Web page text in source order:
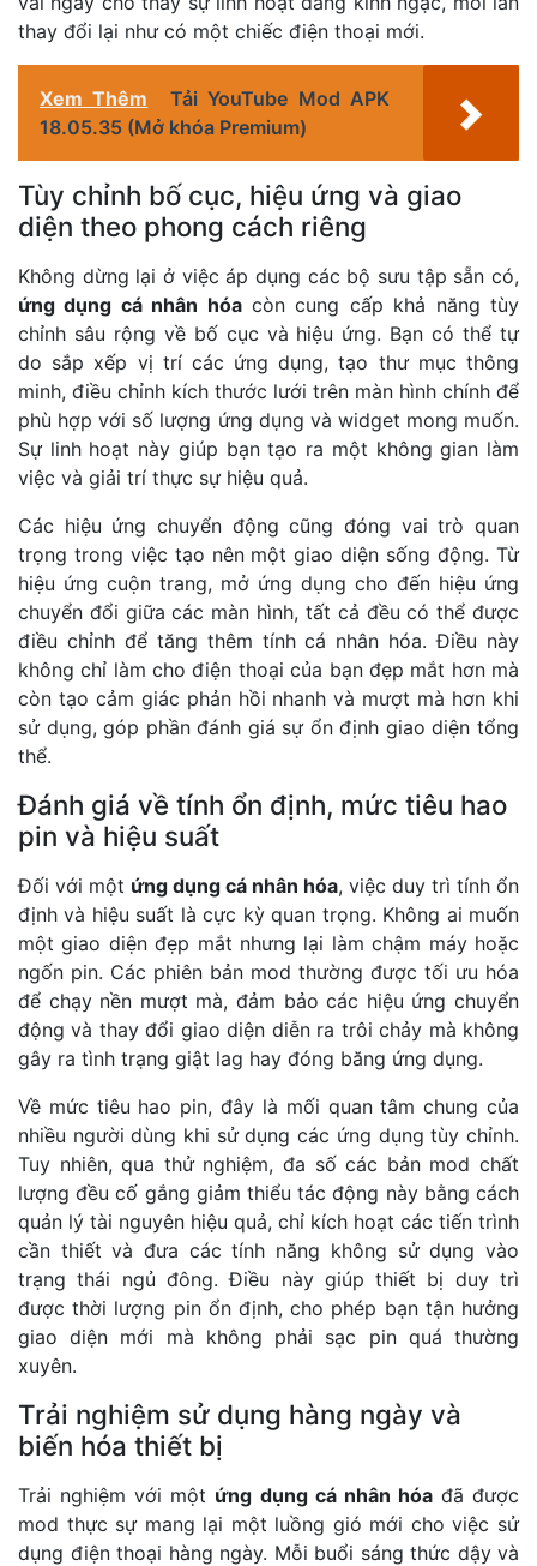
thay đổi lại như có một chiếc điện thoại mới.
Xem Thêm
Tải YouTube Mod APK
18.05.35 (Mở khóa Premium)
Tùy chỉnh bố cục, hiệu ứng và giao
diện theo phong cách riêng
Không dừng lại ở việc áp dụng các bộ sưu tập sẵn có,
ứng dụng cá nhân hóacòn cung cấp khả năng tùy
chỉnh sâu rộng về bố cục và hiệu ứng. Bạn có thể tự
do sắp xếp vị trí các ứng dụng, tạo thư mục thông
minh, điều chỉnh kích thước lưới trên màn hình chính để
phù hợp với số lượng ứng dụng và widget mong muốn.
Sự linh hoạt này giúp bạn tạo ra một không gian làm
việc và giải trí thực sự hiệu quả.
Các hiệu ứng chuyển động cũng đóng vai trò quan
trọng trong việc tạo nên một giao diện sống động. Từ
hiệu ứng cuộn trang, mở ứng dụng cho đến hiệu ứng
chuyển đổi giữa các màn hình, tất cả đều có thể được
điều chỉnh để tăng thêm tính cá nhân hóa. Điều này
không chỉ làm cho điện thoại của bạn đẹp mắt hơn mà
còn tạo cảm giác phản hồi nhanh và mượt mà hơn khi
sử dụng, góp phần đánh giá sự ổn định giao diện tổng
thể.
Đánh giá về tính ổn định, mức tiêu hao
pin và hiệu suất
Đối với một ứng dụng cá nhân hóa, việc duy trì tính ổn
định và hiệu suất là cực kỳ quan trọng. Không ai muốn
một giao diện đẹp mắt nhưng lại làm chậm máy hoặc
ngốn pin. Các phiên bản mod thường được tối ưu hóa
để chạy nền mượt mà, đảm bảo các hiệu ứng chuyển
động và thay đổi giao diện diễn ra trôi chảy mà không
gây ra tình trạng giật lag hay đóng băng ứng dụng.
Về mức tiêu hao pin, đây là mối quan tâm chung của
nhiều người dùng khi sử dụng các ứng dụng tùy chỉnh.
Tuy nhiên, qua thử nghiệm, đa số các bản mod chất
lượng đều cố gắng giảm thiểu tác động này bằng cách
quản lý tài nguyên hiệu quả, chỉ kích hoạt các tiến trình
cần thiết và đưa các tính năng không sử dụng vào
trạng thái ngủ đông. Điều này giúp thiết bị duy trì
được thời lượng pin ổn định, cho phép bạn tận hưởng
giao diện mới mà không phải sạc pin quá thường
xuyên.
Trải nghiệm sử dụng hàng ngày và
biến hóa thiết bị
Trải nghiệm với một ứng dụng cá nhân hóađã được
mod thực sự mang lại một luồng gió mới cho việc sử
dụng điện thoại hàng ngày. Mỗi buổi sáng thức dậy và